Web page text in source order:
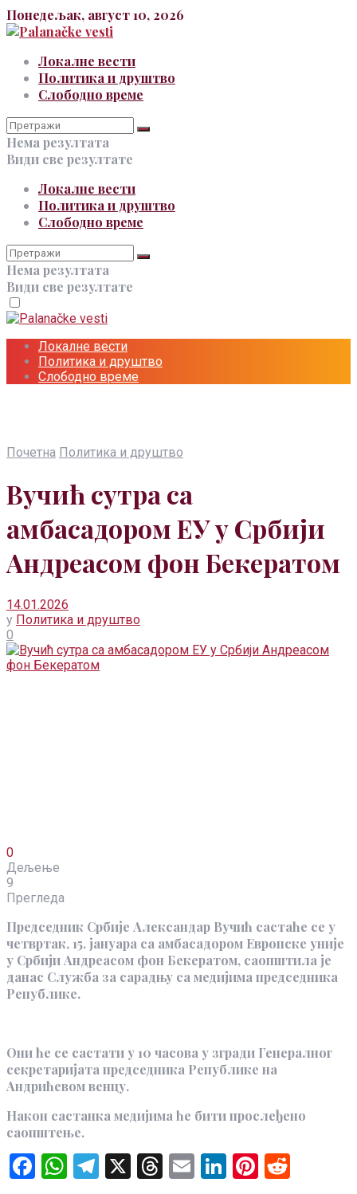
Понедељак, август 10, 2026
Локалне вести
Политика и друштво
Слободно време
Нема резултата
Види све резултате
Локалне вести
Политика и друштво
Слободно време
Нема резултата
Види све резултате
Локалне вести
Политика и друштво
Слободно време
Почетна Политика и друштво
Вучић сутра са
амбасадором ЕУ у Србији
Андреасом фон Бекератом
14.01.2026
у Политика и друштво
0
0
Дељење
9
Прегледа
Председник Србије Александар Вучић састаће се у
четвртак, 15. јануара са амбасадором Европске уније
у Србији Андреасом фон Бекератом, саопштила је
данас Служба за сарадњу са медијима председника
Републике.
Они ће се састати у 10 часова у згради Генералног
секретаријата председника Републике на
Андрићевом венцу.
Након састанка медијима ће бити прослеђено
саопштење.
Facebook
WhatsApp
Telegram
X Threads
EmailLinkedIn
Pinterest